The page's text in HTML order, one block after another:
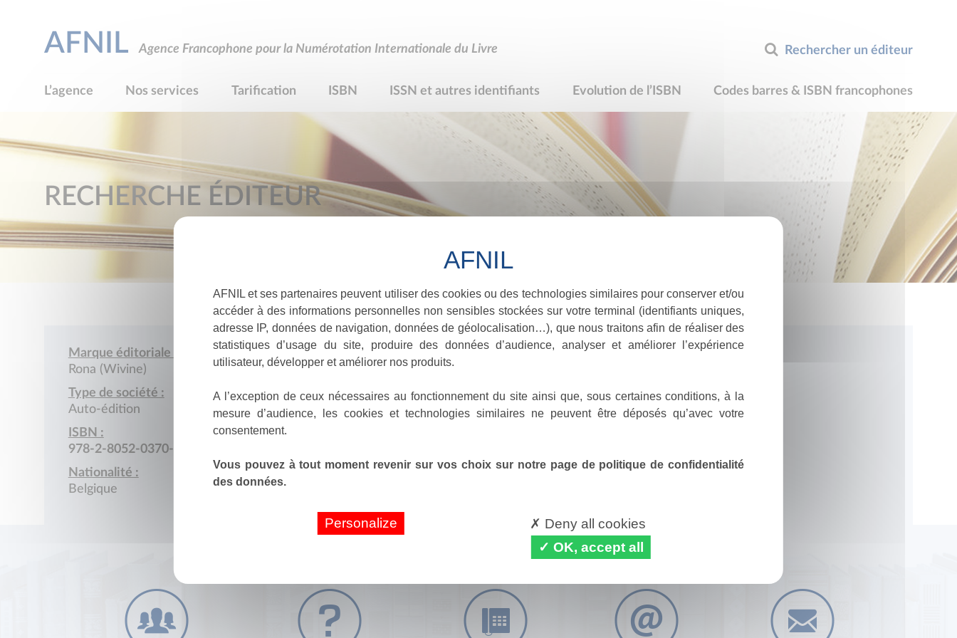
Rechercher un éditeur
AFNIL Agence Francophone pour la Numérotation Internationale du Livre
L’agence Nos services Tarification ISBN ISSN et autres identifiants Evolution de l’ISBN Codes barres & ISBN francophones
RECHERCHE ÉDITEUR
Marque éditoriale :
Rona (Wivine)
Type de société :
Auto-édition
ISBN :
978-2-8052-0370-1
Nationalité :
Belgique
AFNIL et ses partenaires peuvent utiliser des cookies ou des technologies similaires pour conserver et/ou
accéder à des informations personnelles non sensibles stockées sur votre terminal (identifiants uniques,
adresse IP, données de navigation, données de géolocalisation…), que nous traitons afin de réaliser des
statistiques d’usage du site, produire des données d’audience, analyser et améliorer l’expérience
utilisateur, développer et améliorer nos produits.
A l’exception de ceux nécessaires au fonctionnement du site ainsi que, sous certaines conditions, à la
mesure d’audience, les cookies et technologies similaires ne peuvent être déposés qu’avec votre
consentement.
Vous pouvez à tout moment revenir sur vos choix sur notre page de politique de confidentialité
des données.
Personalize
Deny all cookies
OK, accept all